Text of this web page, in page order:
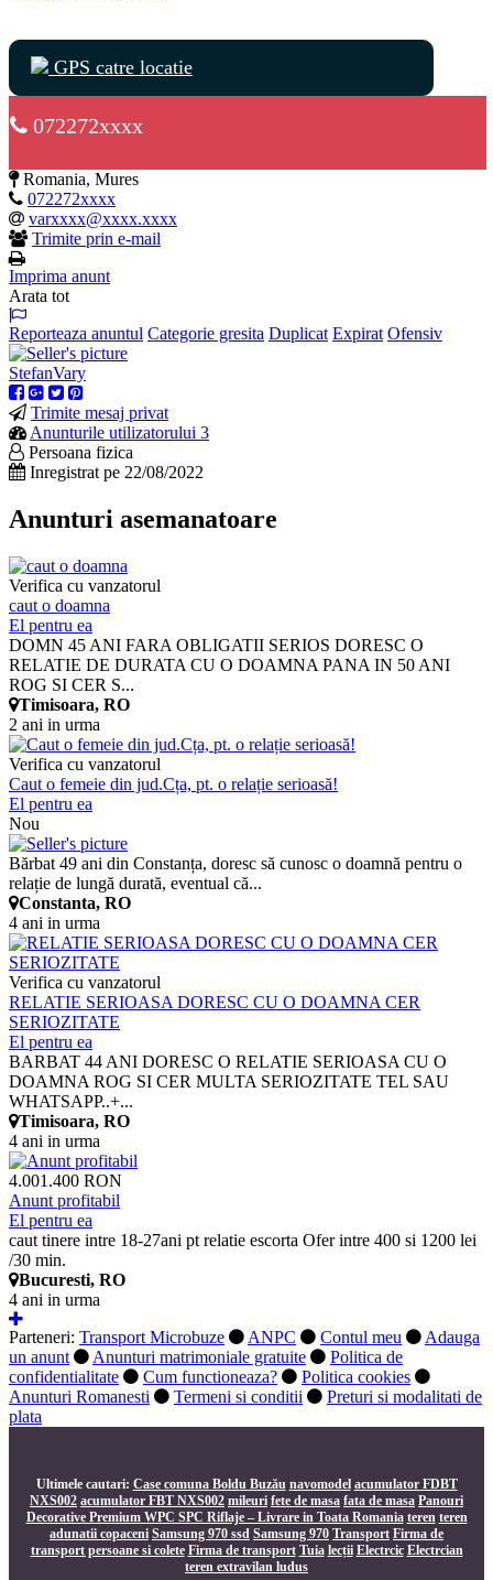
GPS catre locatie
072272xxxx
Romania, Mures
072272xxxx
varxxxx@xxxx.xxxx
Trimite prin e-mail
Imprima anunt
Arata tot
Reporteaza anuntul Categorie gresita Duplicat Expirat Ofensiv
StefanVary
Trimite mesaj privat
Anunturile utilizatorului 3
Persoana fizica
Inregistrat pe 22/08/2022
Anunturi asemanatoare
Verifica cu vanzatorul
caut o doamna
El pentru ea
DOMN 45 ANI FARA OBLIGATII SERIOS DORESC O
RELATIE DE DURATA CU O DOAMNA PANA IN 50 ANI
ROG SI CER S...
Timisoara, RO
2 ani in urma
Verifica cu vanzatorul
Caut o femeie din jud.Cța, pt. o relație serioasă!
El pentru ea
Nou
Bărbat 49 ani din Constanța, doresc să cunosc o doamnă pentru o
relație de lungă durată, eventual că...
Constanta, RO
4 ani in urma
Verifica cu vanzatorul
RELATIE SERIOASA DORESC CU O DOAMNA CER
SERIOZITATE
El pentru ea
BARBAT 44 ANI DORESC O RELATIE SERIOASA CU O
DOAMNA ROG SI CER MULTA SERIOZITATE TEL SAU
WHATSAPP..+...
Timisoara, RO
4 ani in urma
4.001.400 RON
Anunt profitabil
El pentru ea
caut tinere intre 18-27ani pt relatie escorta Ofer intre 400 si 1200 lei
/30 min.
Bucuresti, RO
4 ani in urma
Parteneri: Transport Microbuze ANPC Contul meu
Adauga
un anunt
Anunturi matrimoniale gratuite
Politica de
confidentialitate
Cum functioneaza?
Politica cookies
Anunturi Romanesti
Termeni si conditii
Preturi si modalitati de
plata
Ultimele cautari: Case comuna Boldu Buzău navomodel acumulator FDBT
NXS002 acumulator FBT NXS002 mileuri fete de masa fata de masa Panouri
Decorative Premium WPC SPC Riflaje – Livrare in Toata Romania teren teren
adunatii copaceni Samsung 970 ssd Samsung 970 Transport Firma de
transport persoane si colete Firma de transport Tuia lecții Electrcic Electrcian
teren extravilan ludus